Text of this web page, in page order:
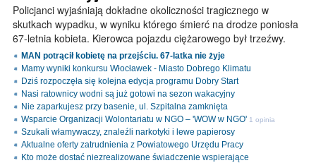
Policjanci wyjaśniają dokładne okoliczności tragicznego w
skutkach wypadku, w wyniku którego śmierć na drodze poniosła
67-letnia kobieta. Kierowca pojazdu ciężarowego był trzeźwy.
MAN potrącił kobietę na przejściu. 67-latka nie żyje
Mamy wyniki konkursu Włocławek - Miasto Dobrego Klimatu
Dziś rozpoczęła się kolejna edycja programu Dobry Start
Nasi ratownicy wodni są już gotowi na sezon wakacyjny
Nie zaparkujesz przy basenie, ul. Szpitalna zamknięta
Wsparcie Organizacji Wolontariatu w NGO – 'WOW w NGO' 1 opinia
Szukali włamywaczy, znaleźli narkotyki i lewe papierosy
Aktualne oferty zatrudnienia z Powiatowego Urzędu Pracy
Kto może dostać niezrealizowane świadczenie wspierające